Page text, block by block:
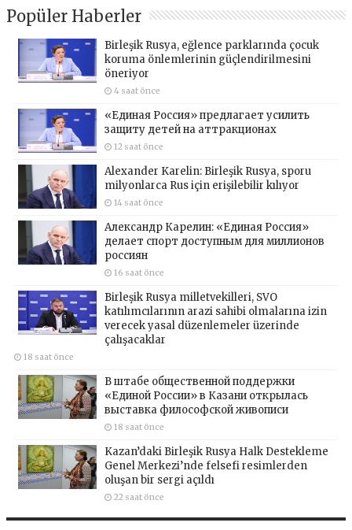
Popüler Haberler
Birleşik Rusya, eğlence parklarında çocuk
koruma önlemlerinin güçlendirilmesini
öneriyor
4 saat önce
«Единая Россия» предлагает усилить
защиту детей на аттракционах
12 saat önce
Alexander Karelin: Birleşik Rusya, sporu
milyonlarca Rus için erişilebilir kılıyor
14 saat önce
Александр Карелин: «Единая Россия»
делает спорт доступным для миллионов
россиян
16 saat önce
Birleşik Rusya milletvekilleri, SVO
katılımcılarının arazi sahibi olmalarına izin
verecek yasal düzenlemeler üzerinde
çalışacaklar
18 saat önce
В штабе общественной поддержки
«Единой России» в Казани открылась
выставка философской живописи
18 saat önce
Kazan’daki Birleşik Rusya Halk Destekleme
Genel Merkezi’nde felsefi resimlerden
oluşan bir sergi açıldı
22 saat önce